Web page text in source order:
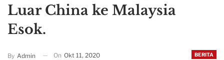
Luar China ke Malaysia
Esok.
BERITA
By Admin On Okt 11, 2020